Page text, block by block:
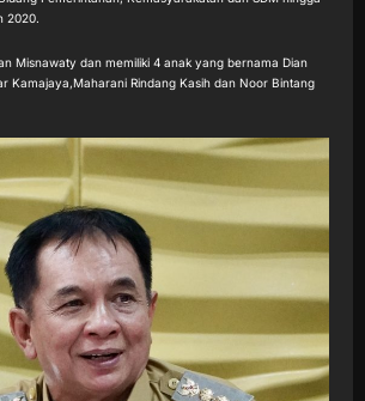
2020.
Misnawaty dan memiliki 4 anak yang bernama Dian
Kamajaya,Maharani Rindang Kasih dan Noor Bintang